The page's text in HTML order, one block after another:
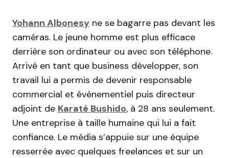
Yohann Albonesy ne se bagarre pas devant les
caméras. Le jeune homme est plus efficace
derrière son ordinateur ou avec son téléphone.
Arrivé en tant que business développer, son
travail lui a permis de devenir responsable
commercial et évènementiel puis directeur
adjoint de Karaté Bushido, à 28 ans seulement.
Une entreprise à taille humaine qui lui a fait
confiance. Le média s’appuie sur une équipe
resserrée avec quelques freelances et sur un